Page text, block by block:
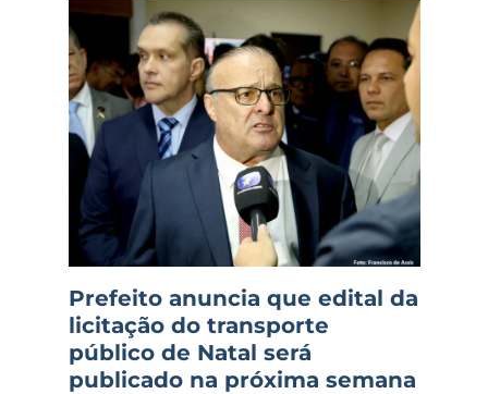
Prefeito anuncia que edital da
licitação do transporte
público de Natal será
publicado na próxima semana